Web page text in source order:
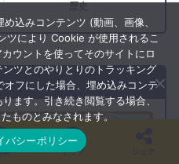
索 トップ
込みコンテンツ (動画、画像、
ツにより Cookie が使用されるこ
ウントを使ってそのサイトにロ
ツとのやりとりのトラッキング
フにした場合、埋め込みコンテ
ます。引き続き閲覧する場合、
ものとみなされます。
バシーポリシー